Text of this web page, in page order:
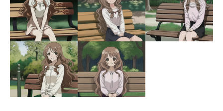
ないため、ghost backupが正常に終了しないので、手動
でバックアップします。 # （$…の部分は自分の環境に
合わせてください） # DBのバックアップ $ mysqldump
-u "$DB_USER" -p"$DB_PASSWORD" "$DB_NAME" >
"$BACKUP_DIR/db-$DATE.sql" # Ghostのコンテンツフ
ォルダ（/var/